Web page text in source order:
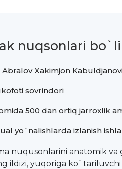
nuqsonlari
Xakimjon
sovrindori
500 dan ortiq jarroxlik
yo`nalishlarda izlanish
nuqusonlarini anatomik va
ildizi, yuqoriga